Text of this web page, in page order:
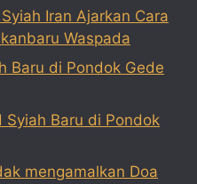
Iran Ajarkan Cara
Waspada
Baru di Pondok Gede
Syiah Baru di Pondok
mengamalkan Doa